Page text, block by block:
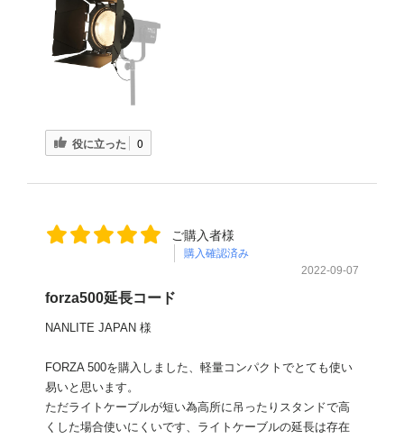
役に立った 0
ご購入者様
購入確認済み
2022-09-07
forza500延長コード
NANLITE JAPAN 様
FORZA 500を購入しました、軽量コンパクトでとても使い
易いと思います。
ただライトケーブルが短い為高所に吊ったりスタンドで高
くした場合使いにくいです、ライトケーブルの延長は存在